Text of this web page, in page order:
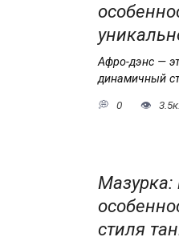
Афро-дэнс —
динамичный
0 3.5к.
Мазурка:
стиля